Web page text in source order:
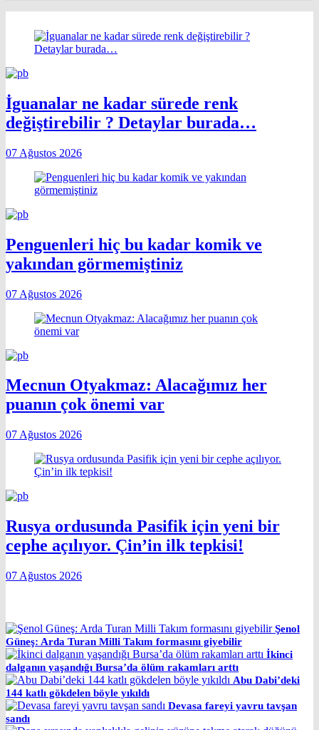
İguanalar ne kadar sürede renk
değiştirebilir ? Detaylar burada…
07 Ağustos 2026
Penguenleri hiç bu kadar komik ve
yakından görmemiştiniz
07 Ağustos 2026
Mecnun Otyakmaz: Alacağımız her
puanın çok önemi var
07 Ağustos 2026
Rusya ordusunda Pasifik için yeni bir
cephe açılıyor. Çin’in ilk tepkisi!
07 Ağustos 2026
Şenol
Güneş: Arda Turan Milli Takım formasını giyebilir
İkinci
dalganın yaşandığı Bursa’da ölüm rakamları arttı
Abu Dabi’deki
144 katlı gökdelen böyle yıkıldı
Devasa fareyi yavru tavşan
sandı